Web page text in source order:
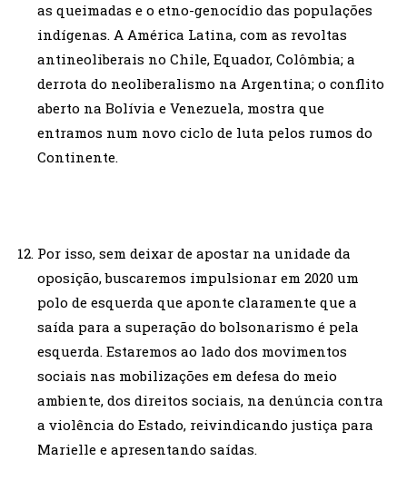
as queimadas e o etno-genocídio das populações
indígenas. A América Latina, com as revoltas
antineoliberais no Chile, Equador, Colômbia; a
derrota do neoliberalismo na Argentina; o conflito
aberto na Bolívia e Venezuela, mostra que
entramos num novo ciclo de luta pelos rumos do
Continente.
Por isso, sem deixar de apostar na unidade da
oposição, buscaremos impulsionar em 2020 um
polo de esquerda que aponte claramente que a
saída para a superação do bolsonarismo é pela
esquerda. Estaremos ao lado dos movimentos
sociais nas mobilizações em defesa do meio
ambiente, dos direitos sociais, na denúncia contra
a violência do Estado, reivindicando justiça para
Marielle e apresentando saídas.